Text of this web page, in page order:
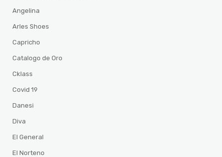
Angelina
Arles Shoes
Capricho
Catalogo de Oro
Cklass
Covid 19
Danesi
Diva
El General
El Norteno